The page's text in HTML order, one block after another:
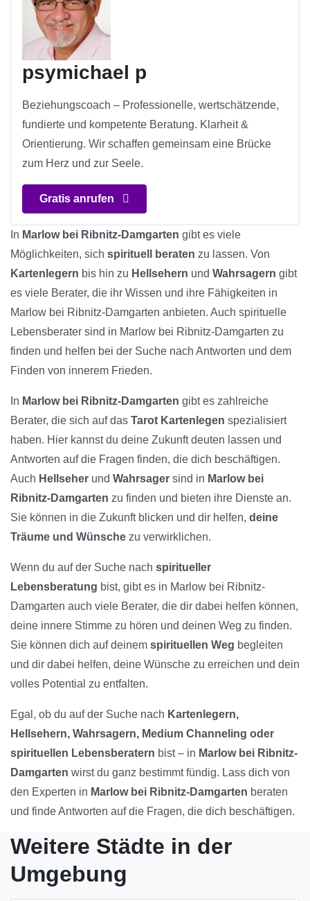
psymichael p
Beziehungscoach – Professionelle, wertschätzende,
fundierte und kompetente Beratung. Klarheit &
Orientierung. Wir schaffen gemeinsam eine Brücke
zum Herz und zur Seele.
Gratis anrufen
In Marlow bei Ribnitz-Damgarten gibt es viele
Möglichkeiten, sich spirituell beraten zu lassen. Von
Kartenlegern bis hin zu Hellsehern und Wahrsagern gibt
es viele Berater, die ihr Wissen und ihre Fähigkeiten in
Marlow bei Ribnitz-Damgarten anbieten. Auch spirituelle
Lebensberater sind in Marlow bei Ribnitz-Damgarten zu
finden und helfen bei der Suche nach Antworten und dem
Finden von innerem Frieden.
In Marlow bei Ribnitz-Damgarten gibt es zahlreiche
Berater, die sich auf das Tarot Kartenlegen spezialisiert
haben. Hier kannst du deine Zukunft deuten lassen und
Antworten auf die Fragen finden, die dich beschäftigen.
Auch Hellseher und Wahrsager sind in Marlow bei
Ribnitz-Damgarten zu finden und bieten ihre Dienste an.
Sie können in die Zukunft blicken und dir helfen, deine
Träume und Wünsche zu verwirklichen.
Wenn du auf der Suche nach spiritueller
Lebensberatung bist, gibt es in Marlow bei Ribnitz-
Damgarten auch viele Berater, die dir dabei helfen können,
deine innere Stimme zu hören und deinen Weg zu finden.
Sie können dich auf deinem spirituellen Weg begleiten
und dir dabei helfen, deine Wünsche zu erreichen und dein
volles Potential zu entfalten.
Egal, ob du auf der Suche nach Kartenlegern,
Hellsehern, Wahrsagern, Medium Channeling oder
spirituellen Lebensberatern bist – in Marlow bei Ribnitz-
Damgarten wirst du ganz bestimmt fündig. Lass dich von
den Experten in Marlow bei Ribnitz-Damgarten beraten
und finde Antworten auf die Fragen, die dich beschäftigen.
Weitere Städte in der
Umgebung